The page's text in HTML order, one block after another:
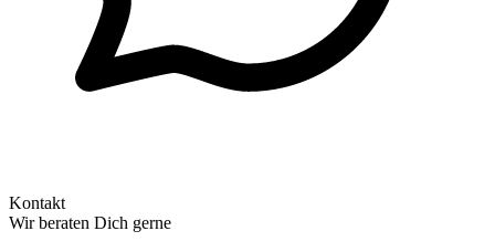
Kontakt
Wir beraten Dich gerne